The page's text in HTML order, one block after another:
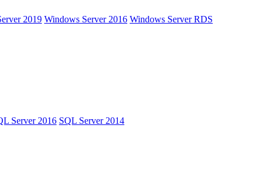
2019 Windows Server 2016 Windows Server RDS
Server 2016 SQL Server 2014